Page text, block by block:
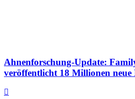
Ahnenforschung-Update:
veröffentlicht 18 Millionen neue